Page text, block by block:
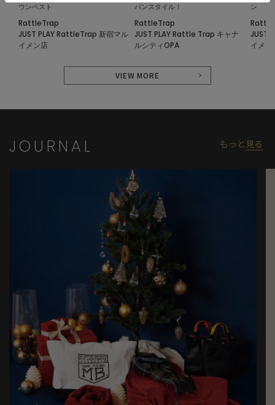
ウンベスト
RattleTrap
JUST PLAY RattleTrap 新宿マル
イメン店
パンスタイル！
RattleTrap
JUST PLAY Rattle Trap キャナ
ルシティOPA
ン
JUST
イメン
VIEW MORE
JOURNAL もっと 見る